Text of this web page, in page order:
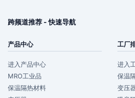
跨频道推荐 - 快速导航
产品中心
进入产品中心
MRO工业品
保温隔热材料
工厂
进入
保温
变压